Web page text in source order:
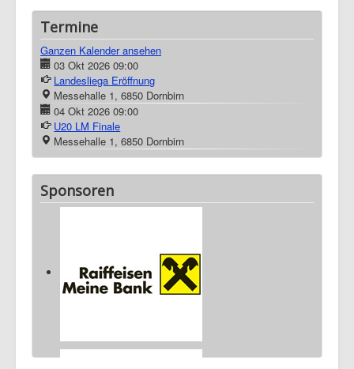
Termine
Ganzen Kalender ansehen
03 Okt 2026 09:00
Landesliega Eröffnung
Messehalle 1, 6850 Dornbirn
04 Okt 2026 09:00
U20 LM Finale
Messehalle 1, 6850 Dornbirn
Sponsoren